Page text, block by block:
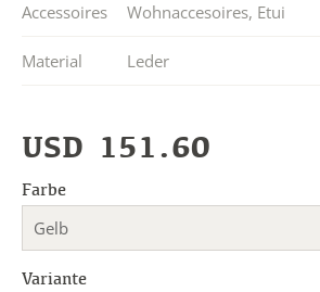
Accessoires Wohnaccesoires, Etui
Material Leder
USD 151.60
Farbe
Gelb
Variante